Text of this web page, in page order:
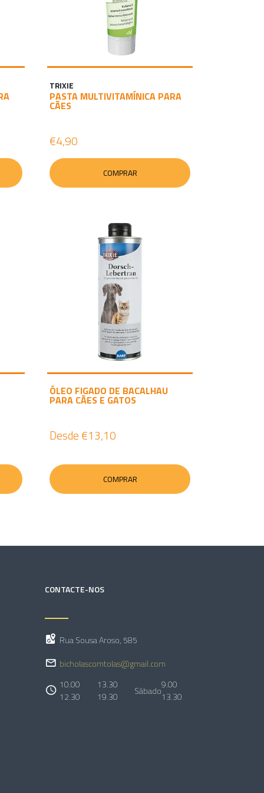
TRIXIE
PASTA MULTIVITAMÍNICA PARA
CÃES
€4,90
COMPRAR
ÓLEO FIGADO DE BACALHAU
PARA CÃES E GATOS
Desde €13,10
COMPRAR
CONTACTE-NOS
Rua Sousa Aroso, 585
bicholascomtolas@gmail.com
10.00
12.30
13.30
19.30
Sábado9.00
13.30